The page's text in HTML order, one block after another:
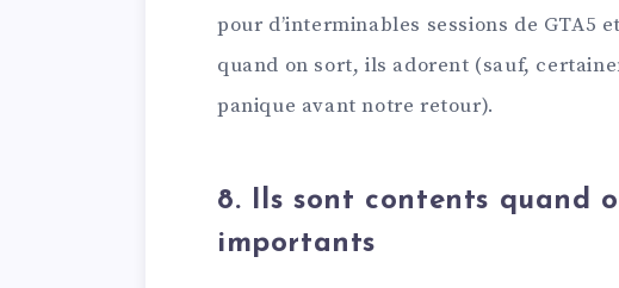
pour d’interminables sessions de GTA5
quand on sort, ils adorent (sauf,
panique avant notre retour).
8. Ils sont contents quand
importants